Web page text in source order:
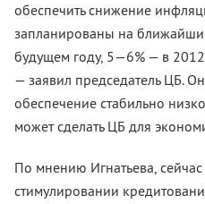
обеспечить снижение
запланированы на
будущем году, 5—6% — в
— заявил председатель ЦБ.
обеспечение стабильно
может сделать ЦБ для
По мнению Игнатьева,
стимулировании